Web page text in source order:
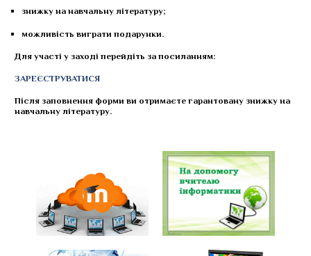
знижку на навчальну літературу;
можливість виграти подарунки.
Для участі у заході перейдіть за посиланням:
ЗАРЕЄСТРУВАТИСЯ
Після заповнення форми ви отримаєте гарантовану знижку на
навчальну літературу.